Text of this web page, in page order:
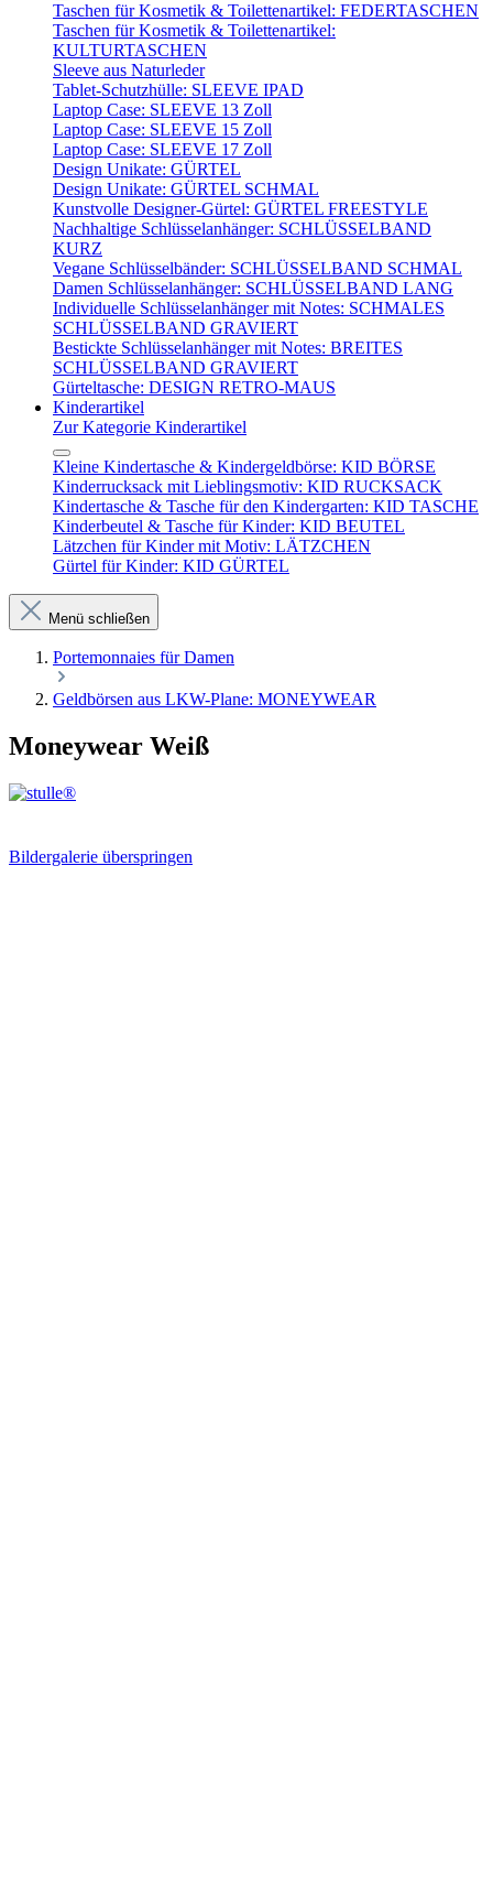
Taschen für Kosmetik & Toilettenartikel: FEDERTASCHEN
Taschen für Kosmetik & Toilettenartikel:
KULTURTASCHEN
Sleeve aus Naturleder
Tablet-Schutzhülle: SLEEVE IPAD
Laptop Case: SLEEVE 13 Zoll
Laptop Case: SLEEVE 15 Zoll
Laptop Case: SLEEVE 17 Zoll
Design Unikate: GÜRTEL
Design Unikate: GÜRTEL SCHMAL
Kunstvolle Designer-Gürtel: GÜRTEL FREESTYLE
Nachhaltige Schlüsselanhänger: SCHLÜSSELBAND
KURZ
Vegane Schlüsselbänder: SCHLÜSSELBAND SCHMAL
Damen Schlüsselanhänger: SCHLÜSSELBAND LANG
Individuelle Schlüsselanhänger mit Notes: SCHMALES
SCHLÜSSELBAND GRAVIERT
Bestickte Schlüsselanhänger mit Notes: BREITES
SCHLÜSSELBAND GRAVIERT
Gürteltasche: DESIGN RETRO-MAUS
Kinderartikel
Zur Kategorie Kinderartikel
Kleine Kindertasche & Kindergeldbörse: KID BÖRSE
Kinderrucksack mit Lieblingsmotiv: KID RUCKSACK
Kindertasche & Tasche für den Kindergarten: KID TASCHE
Kinderbeutel & Tasche für Kinder: KID BEUTEL
Lätzchen für Kinder mit Motiv: LÄTZCHEN
Gürtel für Kinder: KID GÜRTEL
Menü schließen
Portemonnaies für Damen
Geldbörsen aus LKW-Plane: MONEYWEAR
Moneywear Weiß
Bildergalerie überspringen